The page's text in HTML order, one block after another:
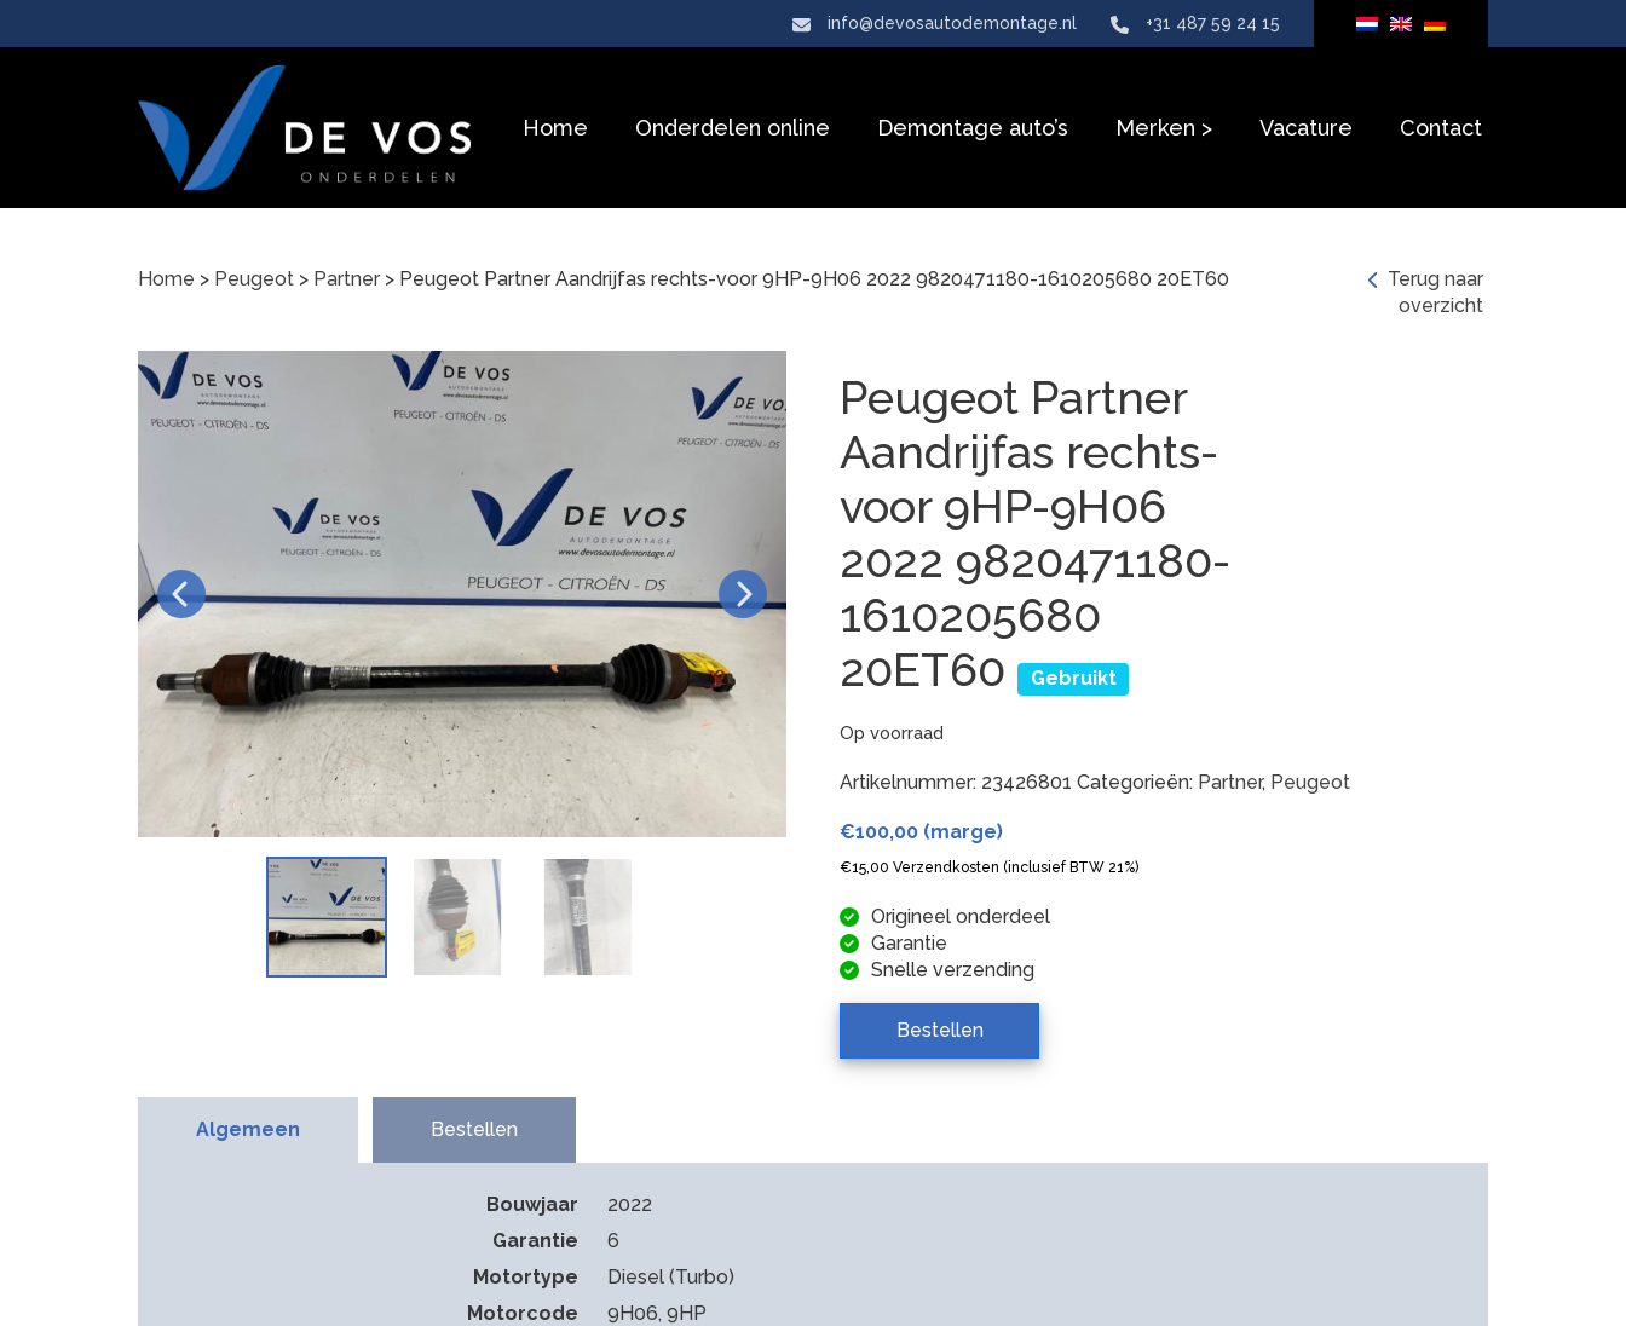
info@devosautodemontage.nl +31 487 59 24 15
Home Onderdelen online Demontage auto’s Merken Vacature Contact
Home > Peugeot > Partner > Peugeot Partner Aandrijfas rechts-voor 9HP-9H06 2022 9820471180-1610205680 20ET60
Peugeot Partner
Aandrijfas rechts-
voor 9HP-9H06
2022 9820471180-
1610205680
20ET60
Gebruikt
Terug naar
overzicht
Op voorraad
Artikelnummer: 23426801 Categorieën: Partner, Peugeot
€100,00 (marge)
€15,00 Verzendkosten (inclusief BTW 21%)
Origineel onderdeel
Garantie
Snelle verzending
Bestellen
Algemeen Bestellen
Bouwjaar
2022
Garantie
6
Motortype
Diesel (Turbo)
Motorcode
9H06, 9HP